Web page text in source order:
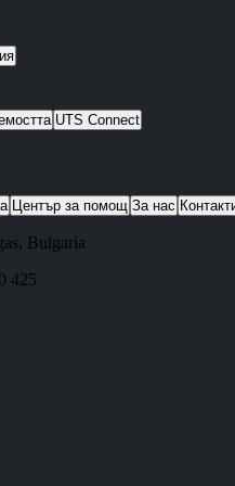
UTS Connect
Център за помощ За нас
, Bulgaria
425